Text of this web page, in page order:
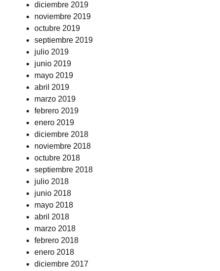
diciembre 2019
noviembre 2019
octubre 2019
septiembre 2019
julio 2019
junio 2019
mayo 2019
abril 2019
marzo 2019
febrero 2019
enero 2019
diciembre 2018
noviembre 2018
octubre 2018
septiembre 2018
julio 2018
junio 2018
mayo 2018
abril 2018
marzo 2018
febrero 2018
enero 2018
diciembre 2017